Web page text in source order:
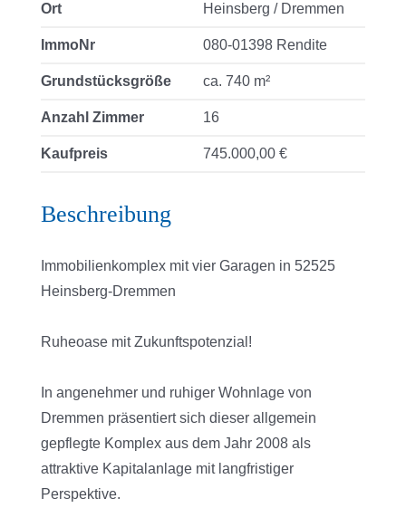
Ort Heinsberg / Dremmen
ImmoNr 080-01398 Rendite
Grundstücksgröße ca. 740 m²
Anzahl Zimmer 16
Kaufpreis 745.000,00 €
Beschreibung
Immobilienkomplex mit vier Garagen in 52525
Heinsberg-Dremmen
Ruheoase mit Zukunftspotenzial!
In angenehmer und ruhiger Wohnlage von
Dremmen präsentiert sich dieser allgemein
gepflegte Komplex aus dem Jahr 2008 als
attraktive Kapitalanlage mit langfristiger
Perspektive.